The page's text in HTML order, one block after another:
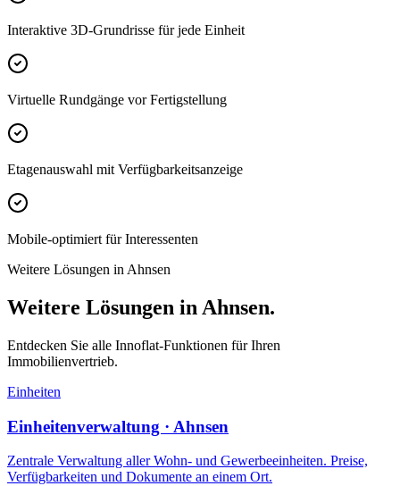
Interaktive 3D-Grundrisse für jede Einheit
Virtuelle Rundgänge vor Fertigstellung
Etagenauswahl mit Verfügbarkeitsanzeige
Mobile-optimiert für Interessenten
Weitere Lösungen in Ahnsen
Weitere Lösungen in Ahnsen.
Entdecken Sie alle Innoflat-Funktionen für Ihren
Immobilienvertrieb.
Einheiten
Einheitenverwaltung · Ahnsen
Zentrale Verwaltung aller Wohn- und Gewerbeeinheiten. Preise,
Verfügbarkeiten und Dokumente an einem Ort.